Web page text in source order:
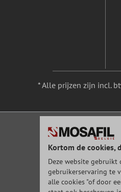
* Alle prijzen zijn incl.
Kortom de cookies,
Deze website
gebruikerservaring te
alle cookies "of door